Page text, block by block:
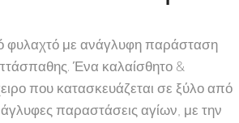
φυλαχτό με ανάγλυφη παράσταση
Ένα καλαίσθητο &
που κατασκευάζεται σε ξύλο από
παραστάσεις αγίων, με την